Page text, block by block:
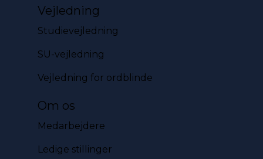
Vejledning
Studievejledning
SU-vejledning
Vejledning for ordblinde
Om os
Medarbejdere
Ledige stillinger